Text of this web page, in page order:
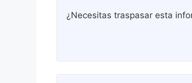
¿Necesitas traspasar esta